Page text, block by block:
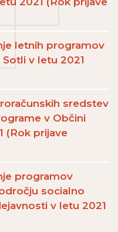
letnih programov
v letu 2021
sredstev
v Občini
(Rok prijave
programov
socialno
v letu 2021